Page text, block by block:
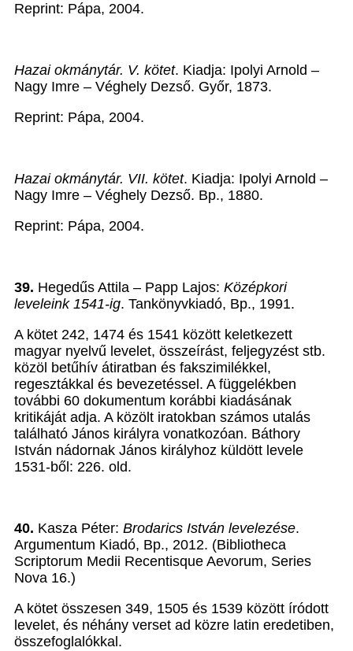
Reprint: Pápa, 2004.
Hazai okmánytár. V. kötet. Kiadja: Ipolyi Arnold –
Nagy Imre – Véghely Dezső. Győr, 1873.
Reprint: Pápa, 2004.
Hazai okmánytár. VII. kötet. Kiadja: Ipolyi Arnold –
Nagy Imre – Véghely Dezső. Bp., 1880.
Reprint: Pápa, 2004.
39. Hegedűs Attila – Papp Lajos: Középkori
leveleink 1541-ig. Tankönyvkiadó, Bp., 1991.
A kötet 242, 1474 és 1541 között keletkezett
magyar nyelvű levelet, összeírást, feljegyzést stb.
közöl betűhív átiratban és fakszimilékkel,
regesztákkal és bevezetéssel. A függelékben
további 60 dokumentum korábbi kiadásának
kritikáját adja. A közölt iratokban számos utalás
található János királyra vonatkozóan. Báthory
István nádornak János királyhoz küldött levele
1531-ből: 226. old.
40. Kasza Péter: Brodarics István levelezése.
Argumentum Kiadó, Bp., 2012. (Bibliotheca
Scriptorum Medii Recentisque Aevorum, Series
Nova 16.)
A kötet összesen 349, 1505 és 1539 között íródott
levelet, és néhány verset ad közre latin eredetiben,
összefoglalókkal.